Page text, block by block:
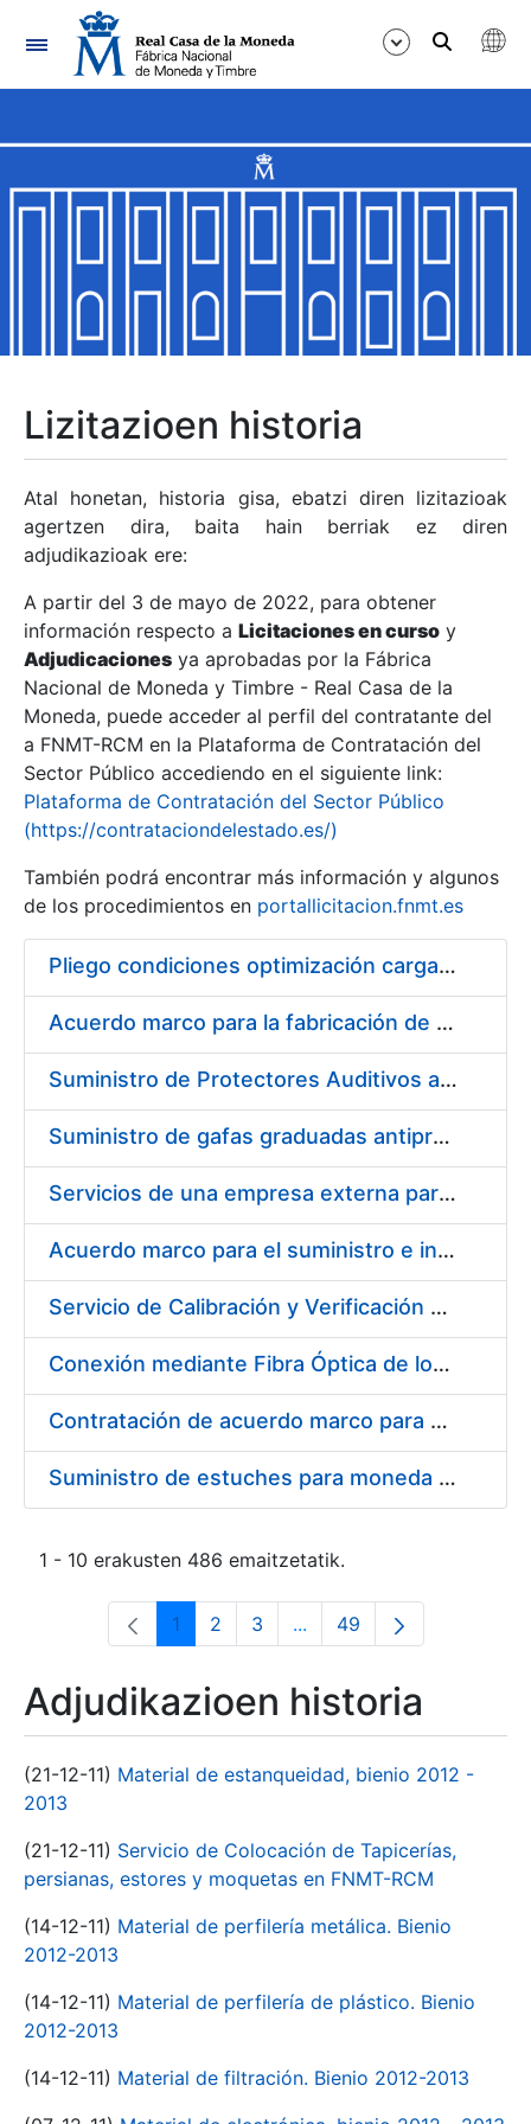
Nabigazioa
Erakutsi/Ezkutatu
Erakutsi/Ezkutatu
Erakutsi/Ezkutatu
Erakutsi/Ezkutatu
Erakutsi/Ezkutatu
Erakutsi/Ezkutatu
Erakutsi/Ezkutatu
Erakutsi/Ezkutatu
Lizitazioen historia
Atal honetan, historia gisa, ebatzi diren lizitazioak
agertzen dira, baita hain berriak ez diren
adjudikazioak ere:
A partir del 3 de mayo de 2022, para obtener
información respecto a Licitaciones en curso y
Adjudicaciones ya aprobadas por la Fábrica
Nacional de Moneda y Timbre - Real Casa de la
Moneda, puede acceder al perfil del contratante del
a FNMT-RCM en la Plataforma de Contratación del
Sector Público accediendo en el siguiente link:
Plataforma de Contratación del Sector Público
(https://contrataciondelestado.es/)
También podrá encontrar más información y algunos
de los procedimientos en portallicitacion.fnmt.es
Pliego condiciones optimización cargas compras firmado
Acuerdo marco para la fabricación de piezas
Suministro de Protectores Auditivos a medida para las personas trabajadoras de los Centros de Trabajo de Madrid y Burgos
Suministro de gafas graduadas antiproyecciones para los trabajadores de la FNMT-RCM en los centros de trabajo de Madrid y Burgos
Servicios de una empresa externa para el asesoramiento y resolución de los recursos de alzada que se presentan relacionados con procesos de selección para la FNMT-RCM
Acuerdo marco para el suministro e instalación de persianas, estores y otros complementos
Servicio de Calibración y Verificación Externa de los Equipos de Medición del Servicio de Prevención de la FNMT-RCM
Conexión mediante Fibra Óptica de los Centros de Proceso de Datos (CPDs) de las sedes de la FNMT-RCM de Burgos y Madrid
Contratación de acuerdo marco para el Suministro de Material de Electricidad para la Fábrica Nacional de Moneda y Timbre-Real Casa de la Moneda en su centro de trabajo de Burgos
Suministro de estuches para moneda de 30 €
1 - 10 erakusten 486 emaitzetatik.
Orrialdea
1 Orrialdea
2 Orrialdea
3 ...Intermediate Pages Use
Orrialdea
49
Adjudikazioen historia
(21-12-11) Material de estanqueidad, bienio 2012 -
2013
(21-12-11) Servicio de Colocación de Tapicerías,
persianas, estores y moquetas en FNMT-RCM
(14-12-11) Material de perfilería metálica. Bienio
2012-2013
(14-12-11) Material de perfilería de plástico. Bienio
2012-2013
(14-12-11) Material de filtración. Bienio 2012-2013